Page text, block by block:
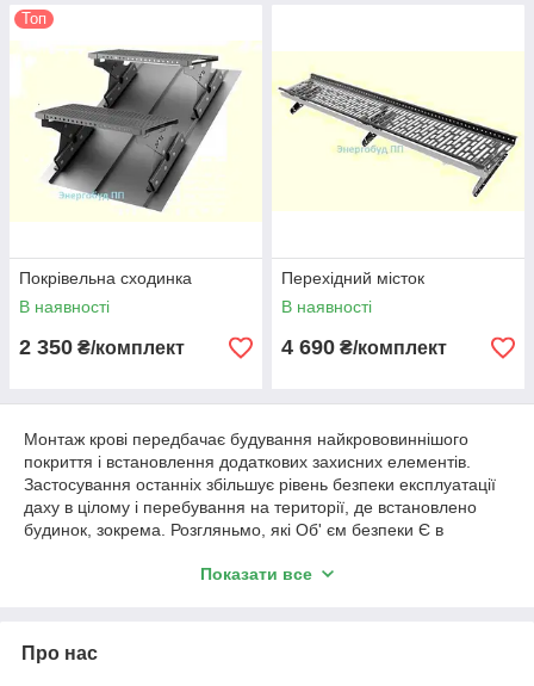
Топ
Покрівельна сходинка
В наявності
2 350 ₴/комплект
Перехідний місток
В наявності
4 690 ₴/комплект
Монтаж крові передбачає будування найкрововиннішого
покриття і встановлення додаткових захисних елементів.
Застосування останніх збільшує рівень безпеки експлуатації
даху в цілому і перебування на території, де встановлено
будинок, зокрема. Розгляньмо, які Об' єм безпеки Є в
Основні кров'яні аксесуари
Снігозадержувачі — вони запобігають збігу сніжних
Показати все
Про нас